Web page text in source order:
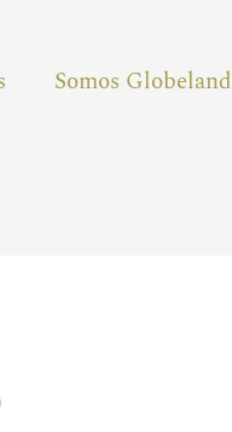
Somos Globeland